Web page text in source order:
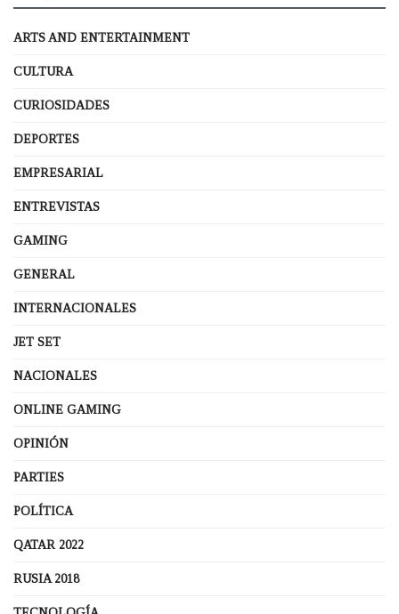
ARTS AND ENTERTAINMENT
CULTURA
CURIOSIDADES
DEPORTES
EMPRESARIAL
ENTREVISTAS
GAMING
GENERAL
INTERNACIONALES
JET SET
NACIONALES
ONLINE GAMING
OPINIÓN
PARTIES
POLÍTICA
QATAR 2022
RUSIA 2018